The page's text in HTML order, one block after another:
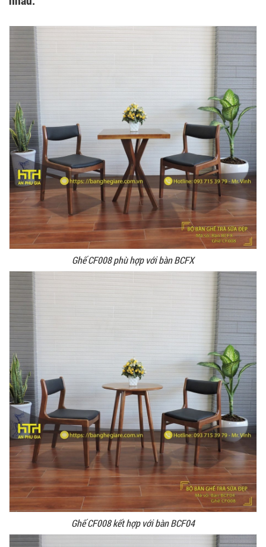
Ghế CF008 phù hợp với bàn BCFX
Ghế CF008 kết hợp với bàn BCF04